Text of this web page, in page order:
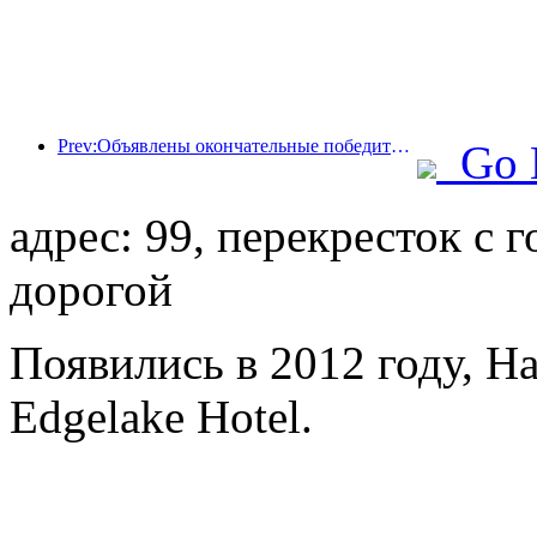
Prev:Объявлены окончательные победители шести главных премий: более ста отелей и компаний получили ежегодные награды!
Go
адрес: 99, перекресток с
дорогой
Появились в 2012 году,
Edgelake Hotel.